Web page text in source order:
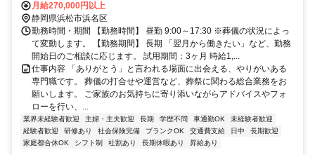
岩水寺駅 から車で6分
月給270,000円以上
静岡県浜松市浜名区
勤務時間・期間 【勤務時間】 昼勤 9:00～17:30 ※葬儀の状況によっ
て変動します。 【勤務期間】 長期 「翌月から働きたい」など、勤務
開始日のご相談に応じます。 試用期間：3ヶ月 時給1,...
仕事内容 「ありがとう」と言われる場面に出会える、やりがいある
専門職です。 葬儀の打合せや運営など、葬祭に関わる総合業務をお
願いします。 ご家族のお気持ちに寄り添いながらアドバイスやフォ
ローを行い、...
業界未経験者歓迎 主婦・主夫歓迎 長期 学歴不問 車通勤OK
未経験者歓迎
経験者歓迎
研修あり 社会保険完備 ブランクOK 交通費支給 日中
長期歓迎
家庭都合休OK
シフト制 社割あり 長期休暇あり 昇給あり